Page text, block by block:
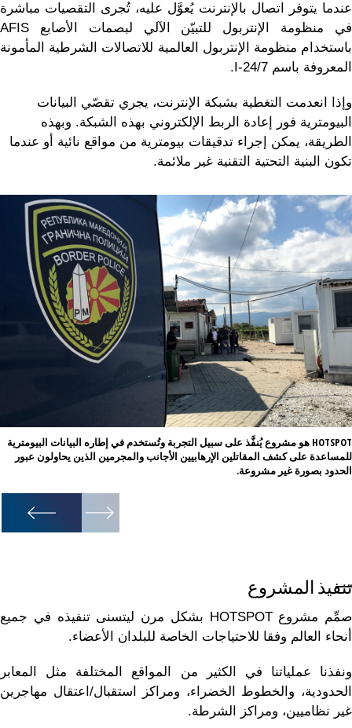
عندما يتوفر اتصال بالإنترنت يُعوَّل عليه، تُجرى التقصيات مباشرة
في منظومة الإنتربول للتبيّن الآلي لبصمات الأصابع AFIS
باستخدام منظومة الإنتربول العالمية للاتصالات الشرطية المأمونة
المعروفة باسم I-24/7.
وإذا انعدمت التغطية بشبكة الإنترنت، يجري تقصّي البيانات
البيومترية فور إعادة الربط الإلكتروني بهذه الشبكة. وبهذه
الطريقة، يمكن إجراء تدقيقات بيومترية من مواقع نائية أو عندما
تكون البنية التحتية التقنية غير ملائمة.
HOTSPOT هو مشروع يُنفَّذ على سبيل التجربة وتُستخدم في إطاره البيانات البيومترية
للمساعدة على كشف المقاتلين الإرهابيين الأجانب والمجرمين الذين يحاولون عبور
الحدود بصورة غير مشروعة.
1
تنفيذ المشروع
صمِّم مشروع HOTSPOT بشكل مرن ليتسنى تنفيذه في جميع
أنحاء العالم وفقا للاحتياجات الخاصة للبلدان الأعضاء.
ونفذنا عملياتنا في الكثير من المواقع المختلفة مثل المعابر
الحدودية، والخطوط الخضراء، ومراكز استقبال/اعتقال مهاجرين
غير نظاميين، ومراكز الشرطة.